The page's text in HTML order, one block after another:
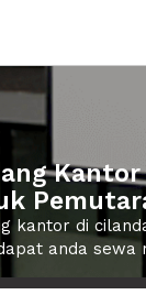
kantor di
anda sewa